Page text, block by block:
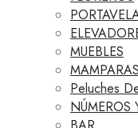
MUEBLES
MAMPARAS
Peluches
NÚMEROS